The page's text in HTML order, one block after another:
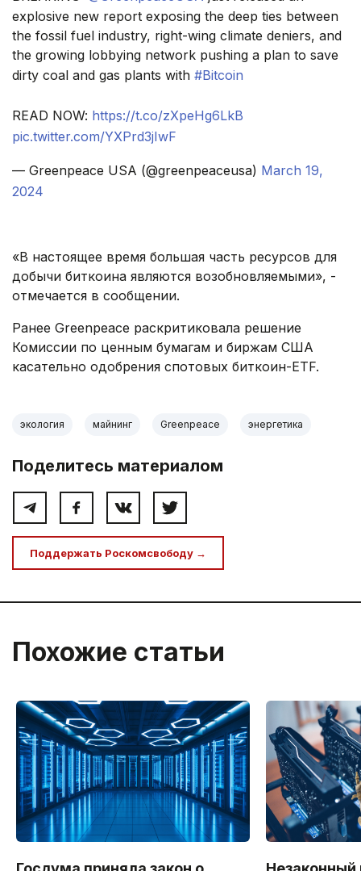
explosive new report exposing the deep ties between
the fossil fuel industry, right-wing climate deniers, and
the growing lobbying network pushing a plan to save
dirty coal and gas plants with #Bitcoin
READ NOW: https://t.co/zXpeHg6LkB
pic.twitter.com/YXPrd3jIwF
— Greenpeace USA (@greenpeaceusa) March 19,
2024
«В настоящее время большая часть ресурсов для
добычи биткоина являются возобновляемыми», -
отмечается в сообщении.
Ранее Greenpeace раскритиковала решение
Комиссии по ценным бумагам и биржам США
касательно одобрения спотовых биткоин-ETF.
экология майнинг Greenpeace энергетика
Поделитесь материалом
Поддержать Роскомсвободу →
Похожие статьи